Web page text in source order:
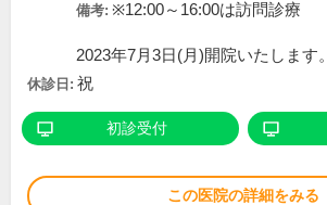
備考: ※12:00～16:00は訪問診療
2023年7月3日(月)開院いたします。
休診日: 祝
初診受付
この医院の詳細をみる